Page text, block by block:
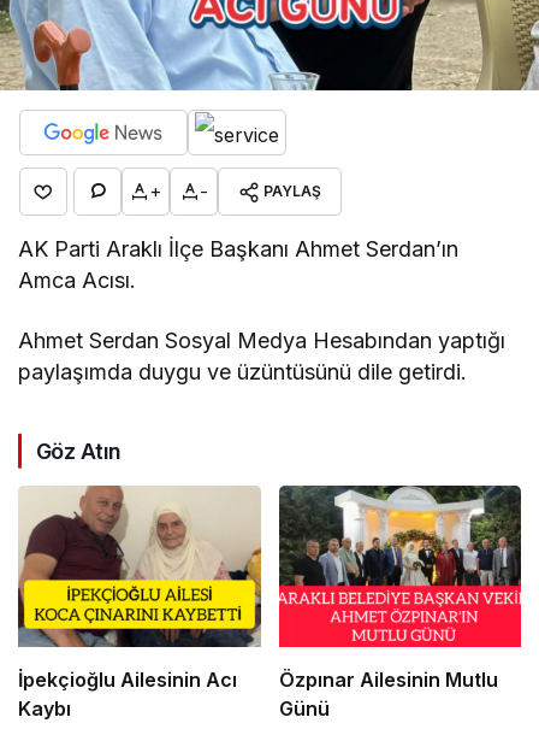
+ - PAYLAŞ
AK Parti Araklı İlçe Başkanı Ahmet Serdan’ın
Amca Acısı.
Ahmet Serdan Sosyal Medya Hesabından yaptığı
paylaşımda duygu ve üzüntüsünü dile getirdi.
Göz Atın
İpekçioğlu Ailesinin Acı
Kaybı
Özpınar Ailesinin Mutlu
Günü